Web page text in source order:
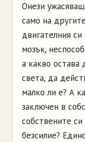
Онези
само на
двигателния
мозък,
а какво остава
света, да
малко ли е? А
заключен в
собствените
безсилие?